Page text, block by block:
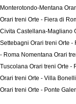
Monterotondo-Mentana
Orari treni Orte - Fiera di
Civita Castellana-Magliano
Settebagni Orari treni Orte -
- Roma Nomentana Orari
Tuscolana Orari treni Orte -
Orari treni Orte - Villa Bonelli
Orari treni Orte - Ponte